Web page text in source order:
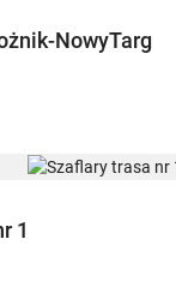
NowyTarg
1